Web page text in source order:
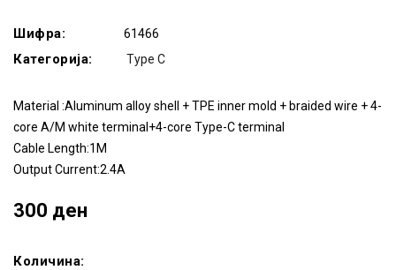
Шифра: 61466
Категорија: Type C
Material :Aluminum alloy shell + TPE inner mold + braided wire + 4-
core A/M white terminal+4-core Type-C terminal
Cable Length:1M
Output Current:2.4A
300 ден
Количина: